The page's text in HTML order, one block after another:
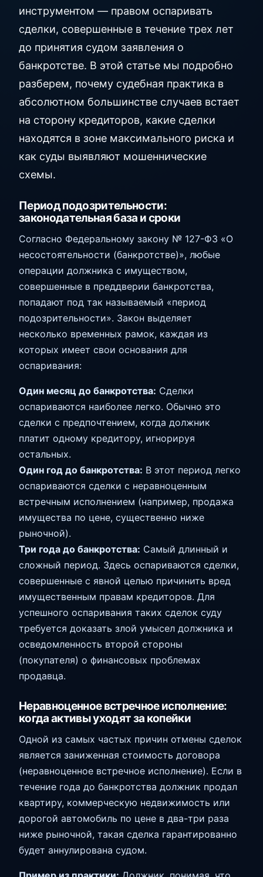
инструментом — правом оспаривать
сделки, совершенные в течение трех лет
до принятия судом заявления о
банкротстве. В этой статье мы подробно
разберем, почему судебная практика в
абсолютном большинстве случаев встает
на сторону кредиторов, какие сделки
находятся в зоне максимального риска и
как суды выявляют мошеннические
схемы.
Период подозрительности:
законодательная база и сроки
Согласно Федеральному закону № 127-ФЗ «О
несостоятельности (банкротстве)», любые
операции должника с имуществом,
совершенные в преддверии банкротства,
попадают под так называемый «период
подозрительности». Закон выделяет
несколько временных рамок, каждая из
которых имеет свои основания для
оспаривания:
Один месяц до банкротства: Сделки
оспариваются наиболее легко. Обычно это
сделки с предпочтением, когда должник
платит одному кредитору, игнорируя
остальных.
Один год до банкротства: В этот период легко
оспариваются сделки с неравноценным
встречным исполнением (например, продажа
имущества по цене, существенно ниже
рыночной).
Три года до банкротства: Самый длинный и
сложный период. Здесь оспариваются сделки,
совершенные с явной целью причинить вред
имущественным правам кредиторов. Для
успешного оспаривания таких сделок суду
требуется доказать злой умысел должника и
осведомленность второй стороны
(покупателя) о финансовых проблемах
продавца.
Неравноценное встречное исполнение:
когда активы уходят за копейки
Одной из самых частых причин отмены сделок
является заниженная стоимость договора
(неравноценное встречное исполнение). Если в
течение года до банкротства должник продал
квартиру, коммерческую недвижимость или
дорогой автомобиль по цене в два-три раза
ниже рыночной, такая сделка гарантированно
будет аннулирована судом.